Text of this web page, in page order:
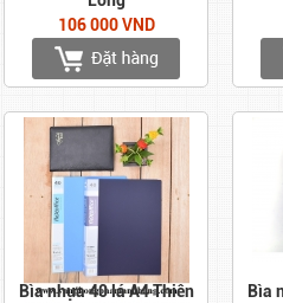
106 000 VND
Bìa nhựa 40 lá A4 Thiên
Bìa